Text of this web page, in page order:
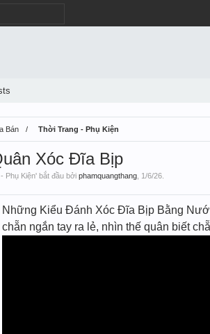
Bán Thời Trang - Phụ Kiện
Xóc Đĩa Bịp
Phụ Kiện' bắt đầu bởi phamquangthang 1/6/26
Những Kiểu Đánh Xóc Đĩa Bịp Bằng
chẵn ngắn tay ra lẻ, nhìn thế quân biết